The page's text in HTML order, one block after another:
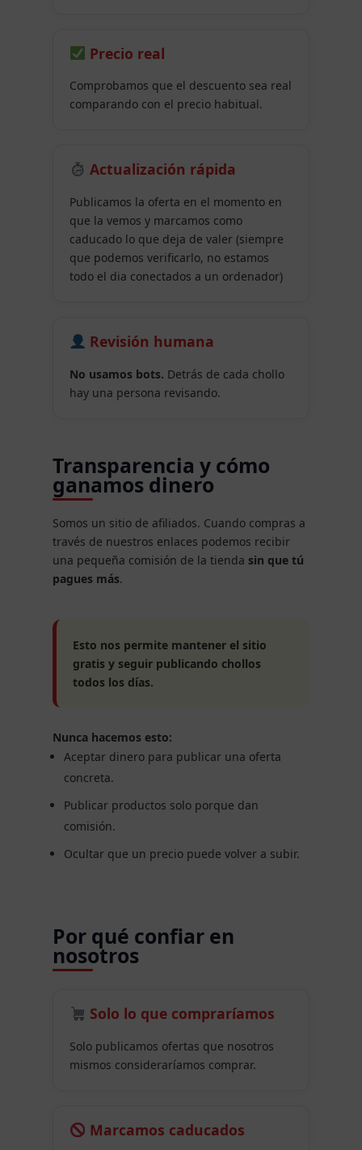
Precio real
Comprobamos que el descuento sea real
comparando con el precio habitual.
Actualización rápida
Publicamos la oferta en el momento en
que la vemos y marcamos como
caducado lo que deja de valer (siempre
que podemos verificarlo, no estamos
todo el dia conectados a un ordenador)
Revisión humana
No usamos bots. Detrás de cada chollo
hay una persona revisando.
Transparencia y cómo
ganamos dinero
Somos un sitio de afiliados. Cuando compras a
través de nuestros enlaces podemos recibir
una pequeña comisión de la tienda sin que tú
pagues más.
Esto nos permite mantener el sitio
gratis y seguir publicando chollos
todos los días.
Nunca hacemos esto:
Aceptar dinero para publicar una oferta
concreta.
Publicar productos solo porque dan
comisión.
Ocultar que un precio puede volver a subir.
Por qué confiar en
nosotros
Solo lo que compraríamos
Solo publicamos ofertas que nosotros
mismos consideraríamos comprar.
Marcamos caducados